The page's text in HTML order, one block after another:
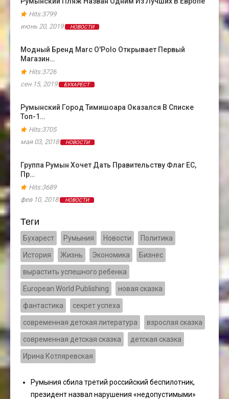
Hits:3799
июнь 20, 2019
НОВОСТИ
Модный Бренд Marc O'Polo Открывает Первый
Магазин…
Hits:3726
сен 15, 2019
БУХАРЕСТ
Румынский Город Тимишоара Оказался В Cписке
Топ-1…
Hits:3705
мая 03, 2018
НОВОСТИ
Группа Румын Хочет Дать Правительству Флаг ЕС,
Пр…
Hits:3689
фев 10, 2018
НОВОСТИ
Теги
Бухарест Румыния Новости Политика
История Жизнь Экономика Бизнес
вырастить успешного ребенка
European World Publishing новая сказка
фантастика секрет успеха
современная детская литература взрослая сказка
современная детская сказка детская сказка
Ирина Котляревская
Румыния сбила третий российский беспилотник,
президент назвал нарушения «недопустимыми»